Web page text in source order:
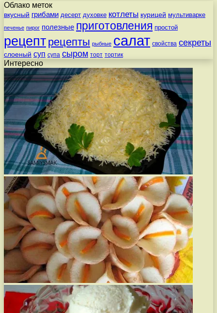
Облако меток
вкусный грибами десерт духовке котлеты курицей мультиварке
печенье пирог полезные приготовления простой
рецепт рецепты рыбные салат свойства секреты
слоеный суп супа сыром торт тортик
Интересно